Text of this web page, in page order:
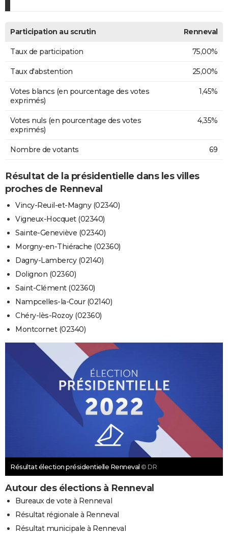
Participation au scrutin Renneval
Taux de participation 75,00%
Taux d'abstention 25,00%
Votes blancs (en pourcentage des votes
exprimés)
1,45%
Votes nuls (en pourcentage des votes
exprimés)
4,35%
Nombre de votants 69
Résultat de la présidentielle dans les villes
proches de Renneval
Vincy-Reuil-et-Magny (02340)
Vigneux-Hocquet (02340)
Sainte-Geneviève (02340)
Morgny-en-Thiérache (02360)
Dagny-Lambercy (02140)
Dolignon (02360)
Saint-Clément (02360)
Nampcelles-la-Cour (02140)
Chéry-lès-Rozoy (02360)
Montcornet (02340)
Résultat élection présidentielle Renneval © DR
Autour des élections à Renneval
Bureaux de vote à Renneval
Résultat régionale à Renneval
Résultat municipale à Renneval